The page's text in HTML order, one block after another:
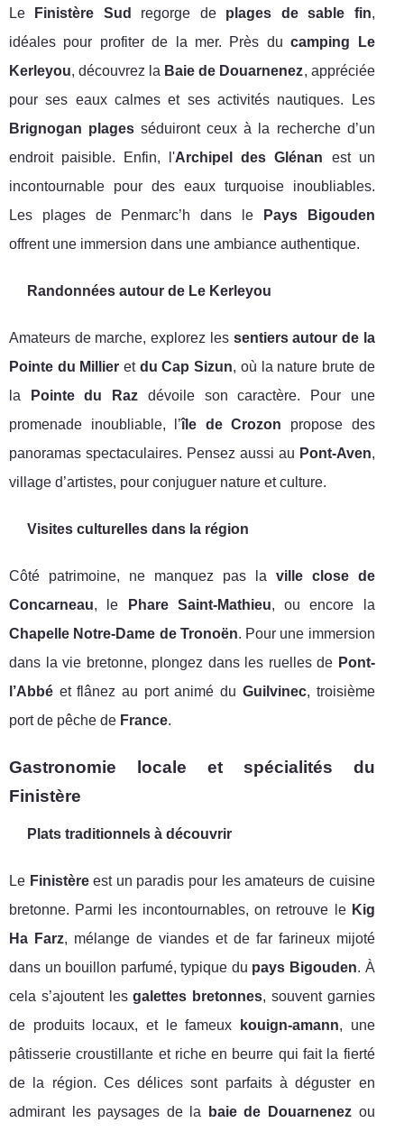
Le Finistère Sud regorge de plages de sable fin,
idéales pour profiter de la mer. Près ducamping Le
Kerleyou, découvrez la Baie de Douarnenez, appréciée
pour ses eaux calmes et ses activités nautiques. Les
Brignogan plages séduiront ceux à la recherche d’un
endroit paisible. Enfin, l'Archipel des Glénan est un
incontournable pour des eaux turquoise inoubliables.
Les plages de Penmarc’h dans le
Pays Bigouden
offrent une immersion dans une ambiance authentique.
Randonnées autour de Le Kerleyou
Amateurs de marche, explorez les sentiers autour de la
Pointe du Millier et du Cap Sizun, où la nature brute de
la
Pointe du Raz dévoile son caractère. Pour une
promenade inoubliable, l’île de Crozon propose des
panoramas spectaculaires. Pensez aussi au Pont-Aven,
village d’artistes, pour conjuguer nature et culture.
Visites culturelles dans la région
Côté patrimoine, ne manquez pas la ville close de
Concarneau, le Phare Saint-Mathieu, ou encore la
Chapelle Notre-Dame de Tronoën. Pour une immersion
dans la vie bretonne, plongez dans les ruelles de Pont-
l’Abbé et flânez au port animé du Guilvinec, troisième
port de pêche de France.
Gastronomie locale et spécialités du
Finistère
Plats traditionnels à découvrir
Le Finistèreest un paradis pour les amateurs de cuisine
bretonne. Parmi les incontournables, on retrouve le Kig
Ha Farz, mélange de viandes et de far farineux mijoté
dans un bouillon parfumé, typique du pays Bigouden. À
cela s’ajoutent lesgalettes bretonnes, souvent garnies
de produits locaux, et le fameux
kouign-amann, une
pâtisserie croustillante et riche en beurre qui fait la fierté
de la région. Ces délices sont parfaits à déguster en
admirant les paysages de la
baie de Douarnenez ou